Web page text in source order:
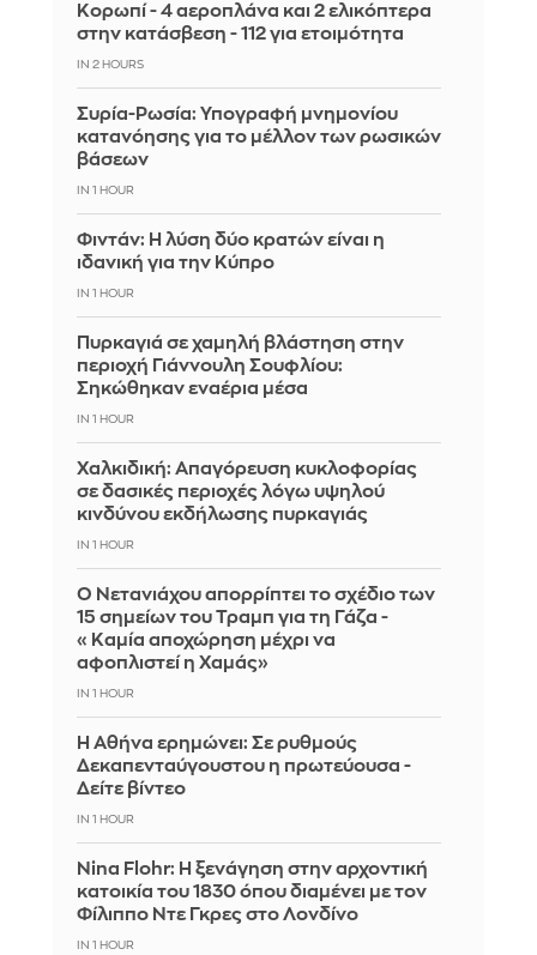
Κορωπί - 4 αεροπλάνα και 2 ελικόπτερα
στην κατάσβεση - 112 για ετοιμότητα
IN 2 HOURS
Συρία-Ρωσία: Υπογραφή μνημονίου
κατανόησης για το μέλλον των ρωσικών
βάσεων
IN 1 HOUR
Φιντάν: Η λύση δύο κρατών είναι η
ιδανική για την Κύπρο
IN 1 HOUR
Πυρκαγιά σε χαμηλή βλάστηση στην
περιοχή Γιάννουλη Σουφλίου:
Σηκώθηκαν εναέρια μέσα
IN 1 HOUR
Χαλκιδική: Απαγόρευση κυκλοφορίας
σε δασικές περιοχές λόγω υψηλού
κινδύνου εκδήλωσης πυρκαγιάς
IN 1 HOUR
Ο Νετανιάχου απορρίπτει το σχέδιο των
15 σημείων του Τραμπ για τη Γάζα -
«Καμία αποχώρηση μέχρι να
αφοπλιστεί η Χαμάς»
IN 1 HOUR
Η Αθήνα ερημώνει: Σε ρυθμούς
Δεκαπενταύγουστου η πρωτεύουσα -
Δείτε βίντεο
IN 1 HOUR
Nina Flohr: Η ξενάγηση στην αρχοντική
κατοικία του 1830 όπου διαμένει με τον
Φίλιππο Ντε Γκρες στο Λονδίνο
IN 1 HOUR